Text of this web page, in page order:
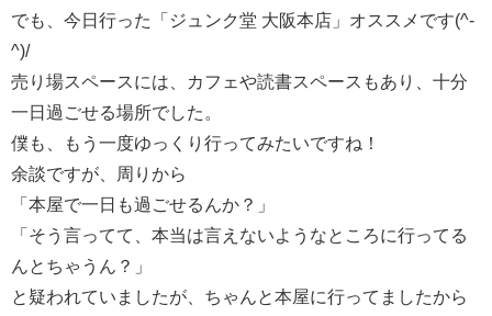
でも、今日行った「ジュンク堂 大阪本店」オススメです(^-
^)/
売り場スペースには、カフェや読書スペースもあり、十分
一日過ごせる場所でした。
僕も、もう一度ゆっくり行ってみたいですね！
余談ですが、周りから
「本屋で一日も過ごせるんか？」
「そう言ってて、本当は言えないようなところに行ってる
んとちゃうん？」
と疑われていましたが、ちゃんと本屋に行ってましたから